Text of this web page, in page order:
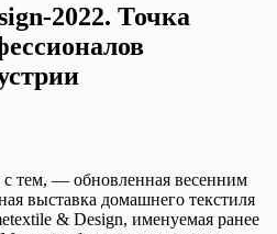
2022. Точка
с тем, — обновленная весенним
выставка домашнего текстиля
& Design, именуемая ранее